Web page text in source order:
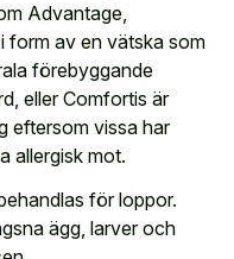
Advantage,
form av en vätska som
förebyggande
eller Comfortis är
eftersom vissa har
allergisk mot.
för loppor.
ägg, larver och